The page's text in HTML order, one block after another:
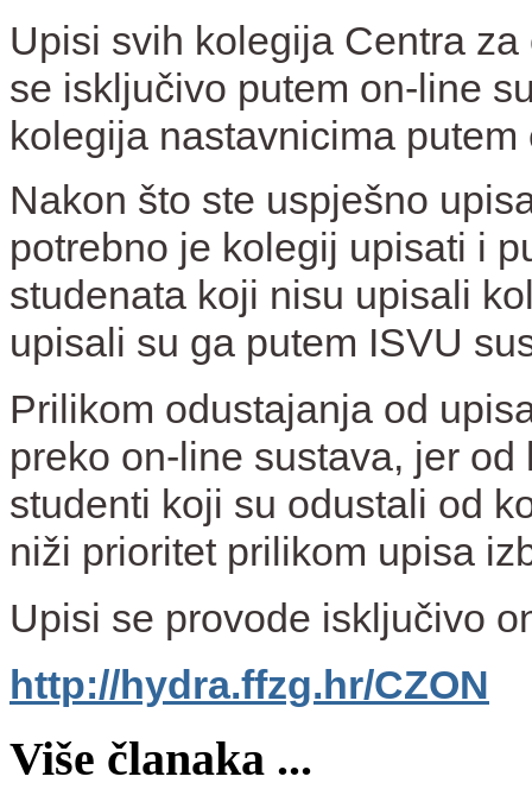
Upisi svih kolegija Centra
se isključivo putem on-line
kolegija nastavnicima
Nakon što ste uspješno
potrebno je kolegij upisati i
studenata koji nisu upisali
upisali su ga putem ISVU
Prilikom odustajanja od
preko on-line sustava, jer
studenti koji su odustali od
niži prioritet prilikom upisa
Upisi se provode isključivo
http://hydra.ffzg.hr/CZON
Više članaka ...